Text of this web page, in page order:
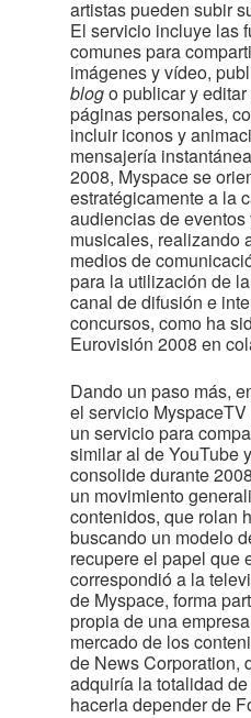
artistas pueden subir
El servicio incluye las
comunes para
imágenes y vídeo,
blogo publicar y
páginas personales,
incluir iconos y
mensajería
2008, Myspace se
estratégicamente a la
audiencias de
musicales, realizando
medios de
para la utilización de
canal de difusión e
concursos, como ha
Eurovisión 2008 en
Dando un paso más,
el servicio
un servicio para
similar al de YouTube
consolide durante
un movimiento
contenidos, que rolan
buscando un modelo
recupere el papel que
correspondió a la
de Myspace, forma
propia de una
mercado de los
de News Corporation,
adquiría la totalidad
hacerla depender de